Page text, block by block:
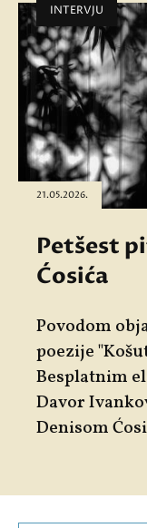
INTERVJU
21.05.2026.
Petšest
Ćosića
Povodom
poezije
Besplatnim
Davor
Denisom